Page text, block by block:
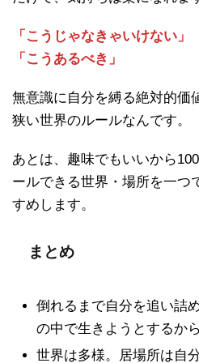
「こうじゃなきゃいけない」
「こうあるべき」
無意識に自分を縛る絶対的価
狭い世界のルールなんです。
あとは、趣味でもいいから
ールできる世界・場所を一つ
すめします。
まとめ
倒れるまで自分を追い詰
の中で生きようとするから
世界は多様。居場所は自